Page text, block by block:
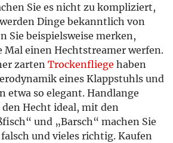
Sie es nicht zu kompliziert,
Dinge bekanntlich von
Sie beispielsweise merken,
Mal einen Hechtstreamer werfen.
zarten Trockenfliege haben
eines Klappstuhls und
etwa so elegant. Handlange
Hecht ideal, mit den
und „Barsch“ machen Sie
und vieles richtig. Kaufen